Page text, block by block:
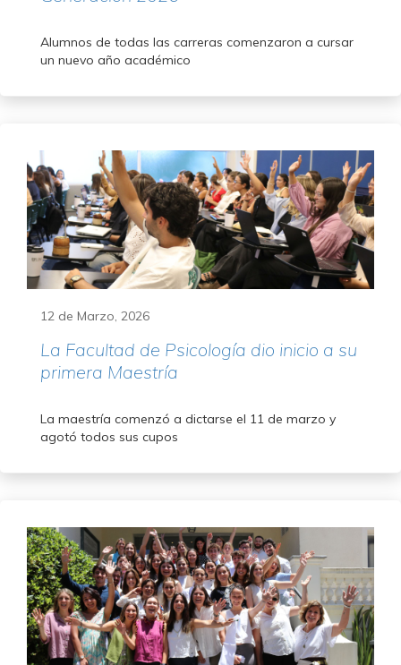
Alumnos de todas las carreras comenzaron a cursar
un nuevo año académico
12 de Marzo, 2026
La Facultad de Psicología dio inicio a su
primera Maestría
La maestría comenzó a dictarse el 11 de marzo y
agotó todos sus cupos